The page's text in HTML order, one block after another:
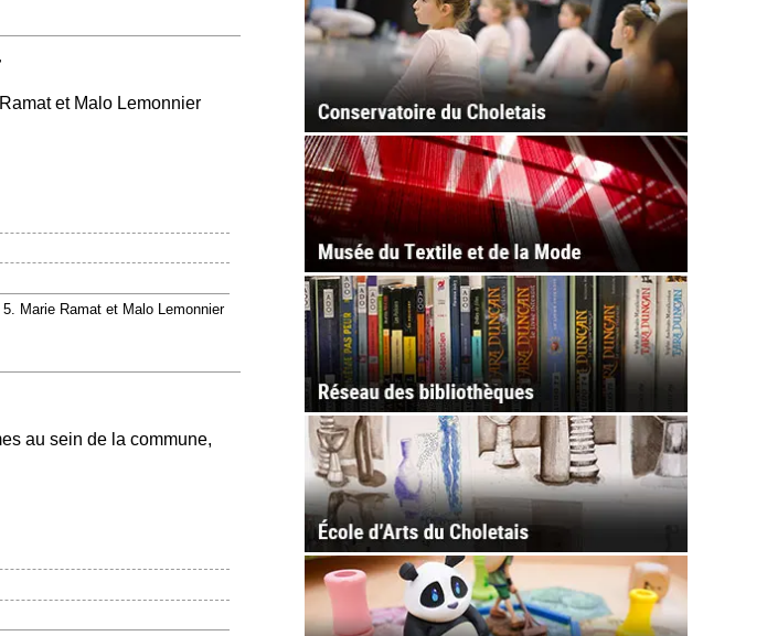
et Malo Lemonnier
Marie Ramat et Malo Lemonnier
au sein de la commune,